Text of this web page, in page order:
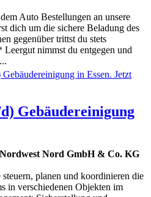
Auto Bestellungen an unsere
dich um die sichere Beladung des
gegenüber trittst du stets
nimmst du entgegen und
Gebäudereinigung
Nord GmbH & Co. KG
planen und koordinieren die
in verschiedenen Objekten im